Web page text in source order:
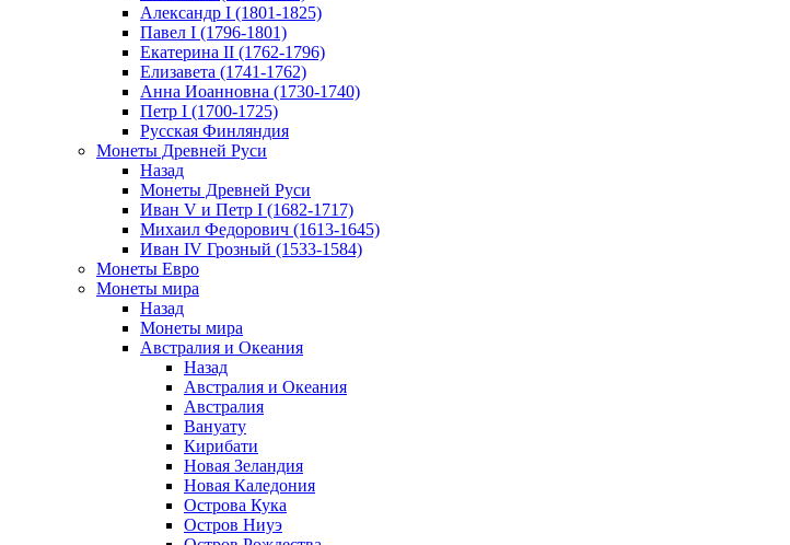
Александр I (1801-1825)
Павел I (1796-1801)
Екатерина II (1762-1796)
Елизавета (1741-1762)
Анна Иоанновна (1730-1740)
Петр I (1700-1725)
Русская Финляндия
Монеты Древней Руси
Назад
Монеты Древней Руси
Иван V и Петр I (1682-1717)
Михаил Федорович (1613-1645)
Иван IV Грозный (1533-1584)
Монеты Евро
Монеты мира
Назад
Монеты мира
Австралия и Океания
Назад
Австралия и Океания
Австралия
Вануату
Кирибати
Новая Зеландия
Новая Каледония
Острова Кука
Остров Ниуэ